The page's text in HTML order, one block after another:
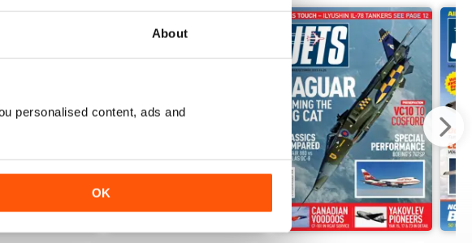
About
personalised content, ads and
OK